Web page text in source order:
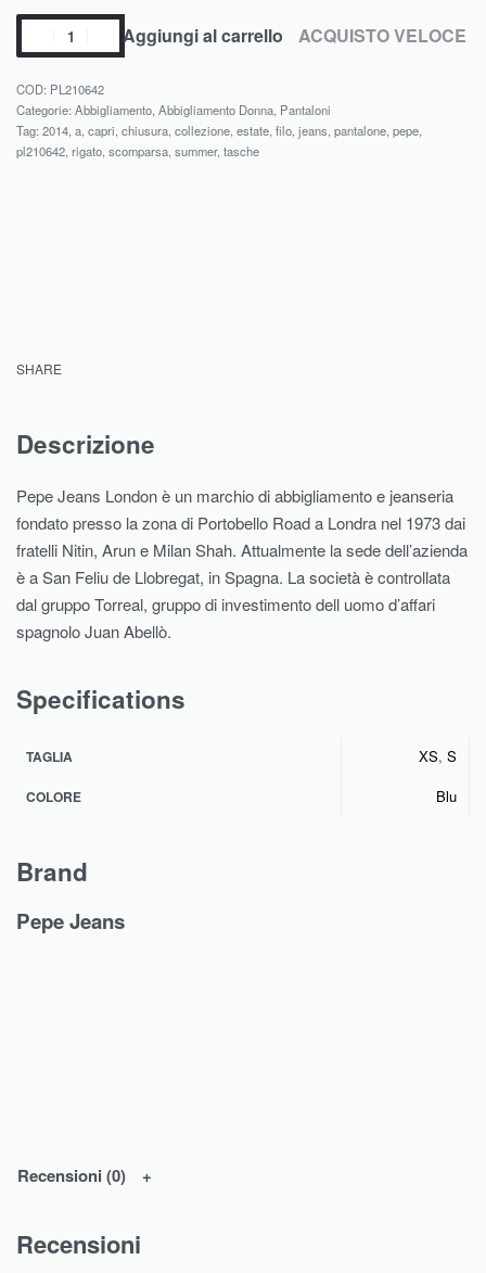
Aggiungi al carrello ACQUISTO VELOCE
PL210642
Categorie: Abbigliamento Abbigliamento Donna Pantaloni
Tag: 2014 a capri chiusura collezione estate filo jeans pantalone pepe
pl210642 rigato scomparsa summer, tasche
SHARE
Descrizione
Pepe Jeans London è un marchio di abbigliamento e jeanseria
fondato presso la zona di Portobello Road a Londra nel 1973 dai
fratelli Nitin, Arun e Milan Shah. Attualmente la sede dell’azienda
è a San Feliu de Llobregat, in Spagna. La società è controllata
dal gruppo Torreal, gruppo di investimento dell uomo d’affari
spagnolo Juan Abellò.
Specifications
TAGLIA XS, S
COLORE Blu
Brand
Pepe Jeans
Recensioni (0)
Recensioni